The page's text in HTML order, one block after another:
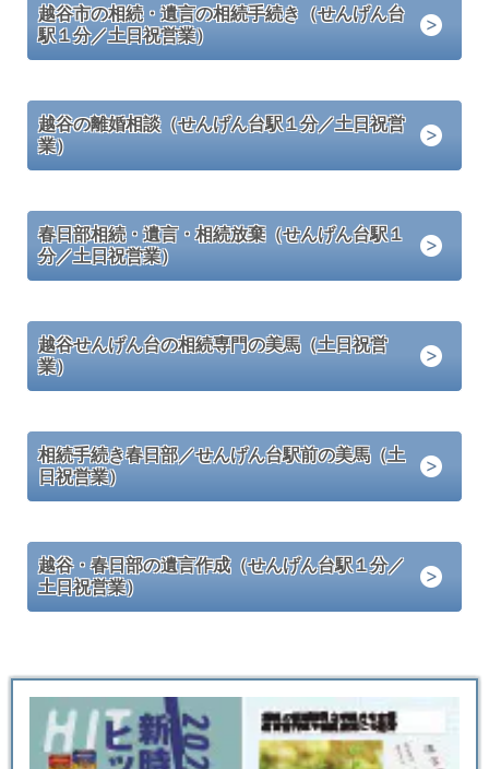
越谷市の相続・遺言の相続手続き（せんげん台
駅１分／土日祝営業）
越谷の離婚相談（せんげん台駅１分／土日祝営
業）
春日部相続・遺言・相続放棄（せんげん台駅１
分／土日祝営業）
越谷せんげん台の相続専門の美馬（土日祝営
業）
相続手続き春日部／せんげん台駅前の美馬（土
日祝営業）
越谷・春日部の遺言作成（せんげん台駅１分／
土日祝営業）